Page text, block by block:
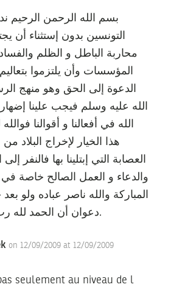
بسم الله الرحمن الرحيم
التونسين بدون إستثناء أن
محاربة الباطل و الظلم
المؤسسات وأن يلتزموا
الدعوة إلى الحق وهو منهج
الله عليه وسلم فيجب علينا إضهار
الله في أفعالنا و أقوالنا
هذا الخيار لإخراج البلاد
العصابة التي إبتلينا بها فالنفر إلى
والدعاء و العمل الصالح خاصة في
المباركة والله ناصر عباده ولو
دعوان أن الحمد لله رب العالمين.
on 12/09/2009 at 12/09/2009
seulement au niveau de l